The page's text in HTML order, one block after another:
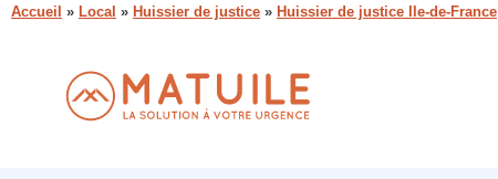
Accueil » Local » Huissier de justice » Huissier de justice Ile-de-France